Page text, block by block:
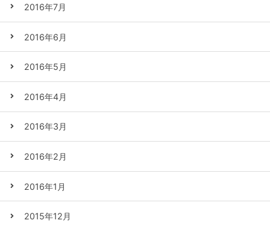
2016年7月
2016年6月
2016年5月
2016年4月
2016年3月
2016年2月
2016年1月
2015年12月